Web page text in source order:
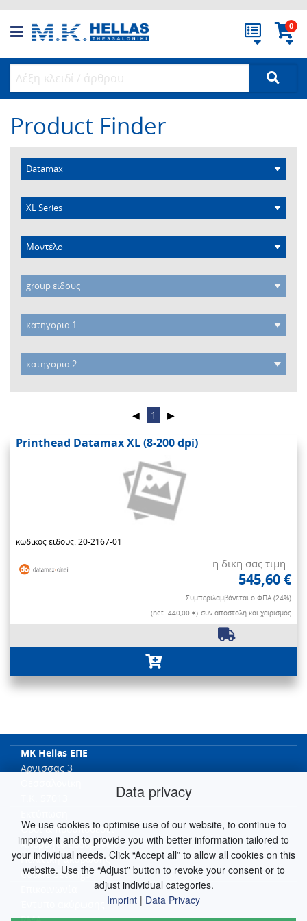
Data privacy
We use cookies to optimise use of our website, to continue to
improve it and to provide you with better information tailored to
your individual needs. Click “Accept all” to allow all cookies on this
website. Use the “Adjust” button to revoke your consent or to
adjust individual categories.
Imprint | Data Privacy
0
Product Finder
◀ 1 ▶
Printhead Datamax XL (8-200 dpi)
κωδικος ειδους: 20-2167-01
η δικη σας τιμη :
545,60 €
Συμπεριλαμβάνεται ο ΦΠΑ (24%)
(net. 440,00 €) συν αποστολή και χειρισμός
MK Hellas ΕΠΕ
Αρνισσας 3
Όροι & προϋποθέσει
Απόρρητο δεδομένων
Πολιτική ακύρωσης
Cookie Settings